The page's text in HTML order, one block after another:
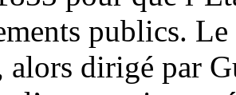
publics.
alors dirigé par